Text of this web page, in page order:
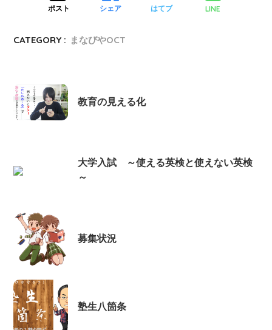
ポスト シェア はてブ LINE
CATEGORY : まなびやOCT
教育の見える化
大学入試 ～使える英検と使えない英検
～
募集状況
塾生八箇条